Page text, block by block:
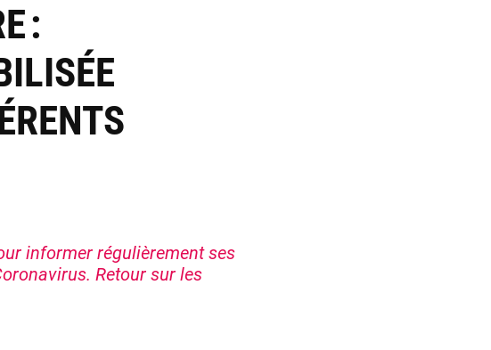
:
informer régulièrement ses
Retour sur les